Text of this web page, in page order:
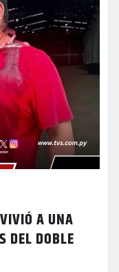
A UNA
DEL DOBLE